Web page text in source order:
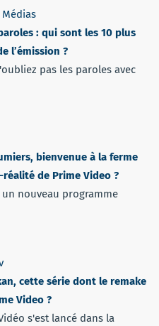
Médias
: qui sont les 10 plus
l’émission ?
pas les paroles avec
bienvenue à la ferme
de Prime Video ?
nouveau programme
cette série dont le remake
Video ?
s'est lancé dans la